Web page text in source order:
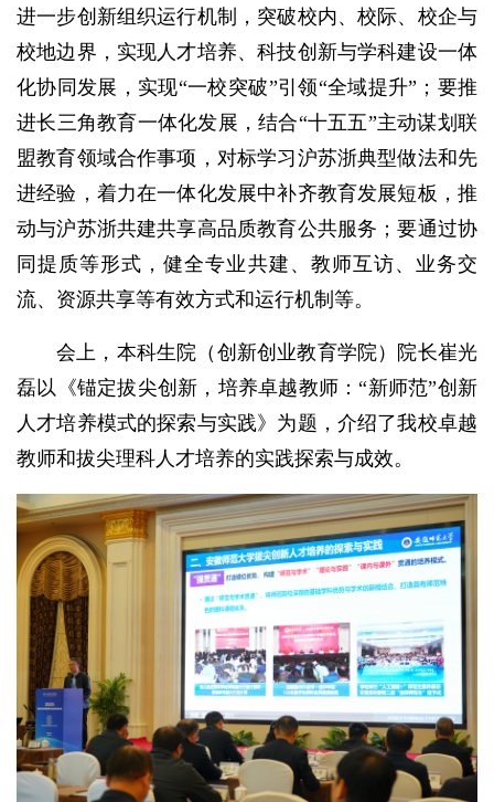
进一步创新组织运行机制，突破校内、校际、校企与
校地边界，实现人才培养、科技创新与学科建设一体
化协同发展，实现“一校突破”引领“全域提升”；要推
进长三角教育一体化发展，结合“十五五”主动谋划联
盟教育领域合作事项，对标学习沪苏浙典型做法和先
进经验，着力在一体化发展中补齐教育发展短板，推
动与沪苏浙共建共享高品质教育公共服务；要通过协
同提质等形式，健全专业共建、教师互访、业务交
流、资源共享等有效方式和运行机制等。
会上，本科生院（创新创业教育学院）院长崔光
磊以《锚定拔尖创新，培养卓越教师：“新师范”创新
人才培养模式的探索与实践》为题，介绍了我校卓越
教师和拔尖理科人才培养的实践探索与成效。